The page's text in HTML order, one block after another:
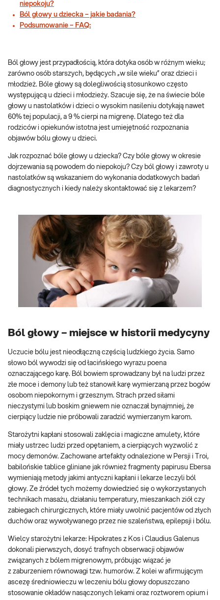
niepokoju?
Ból głowy u dziecka – jakie badania?
Podsumowanie – FAQ:
Ból głowy jest przypadłością, która dotyka osób w różnym wieku;
zarówno osób starszych, będących „w sile wieku” oraz dzieci i
młodzież. Bóle głowy są dolegliwością stosunkowo często
występującą u dzieci i młodzieży. Szacuje się, że na świecie bóle
głowy u nastolatków i dzieci o wysokim nasileniu dotykają nawet
60% tej populacji, a 9 % cierpi na migrenę. Dlatego też dla
rodziców i opiekunów istotna jest umiejętność rozpoznania
objawów bólu głowy u dzieci.
Jak rozpoznać bóle głowy u dziecka? Czy bóle głowy w okresie
dojrzewania są powodem do niepokoju? Czy ból głowy i zawroty u
nastolatków są wskazaniem do wykonania dodatkowych badań
diagnostycznych i kiedy należy skontaktować się z lekarzem?
Ból głowy – miejsce w historii medycyny
Uczucie bólu jest nieodłączną częścią ludzkiego życia. Samo
słowo ból wywodzi się od łacińskiego wyrazu poena
oznaczającego karę. Ból bowiem sprowadzany był na ludzi przez
złe moce i demony lub też stanowił karę wymierzaną przez bogów
osobom niepokornym i grzesznym. Strach przed siłami
nieczystymi lub boskim gniewem nie oznaczał bynajmniej, że
cierpiący ludzie nie próbowali zaradzić wymierzanym karom.
Starożytni kapłani stosowali zaklęcia i magiczne amulety, które
miały ustrzec ludzi przed opętaniem, a cierpiących wyzwolić z
mocy demonów. Zachowane artefakty odnalezione w Persji i Troi,
babilońskie tablice gliniane jak również fragmenty papirusu Ebersa
wymieniają metody jakimi antyczni kapłani i lekarze leczyli ból
głowy. Ze źródeł tych możemy dowiedzieć się o wykorzystanych
technikach masażu, działaniu temperatury, mieszankach ziół czy
zabiegach chirurgicznych, które miały uwolnić pacjentów od złych
duchów oraz wywoływanego przez nie szaleństwa, epilepsji i bólu.
Wielcy starożytni lekarze: Hipokrates z Kos i Claudius Galenus
dokonali pierwszych, dosyć trafnych obserwacji objawów
związanych z bólem migrenowym, próbując wiązać je
z zaburzeniem równowagi tzw. humorów. Z kolei w afirmującym
ascezę średniowieczu w leczeniu bólu głowy dopuszczano
stosowanie okładów nasączonych lekami oraz roztworem opium i